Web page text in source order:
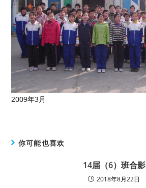
2009年3月
你可能也喜欢
14届（6）班合影
2018年8月22日